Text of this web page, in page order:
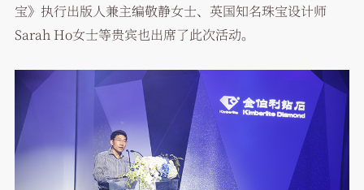
宝》执行出版人兼主编敬静女士、英国知名珠宝设计师
Sarah Ho女士等贵宾也出席了此次活动。